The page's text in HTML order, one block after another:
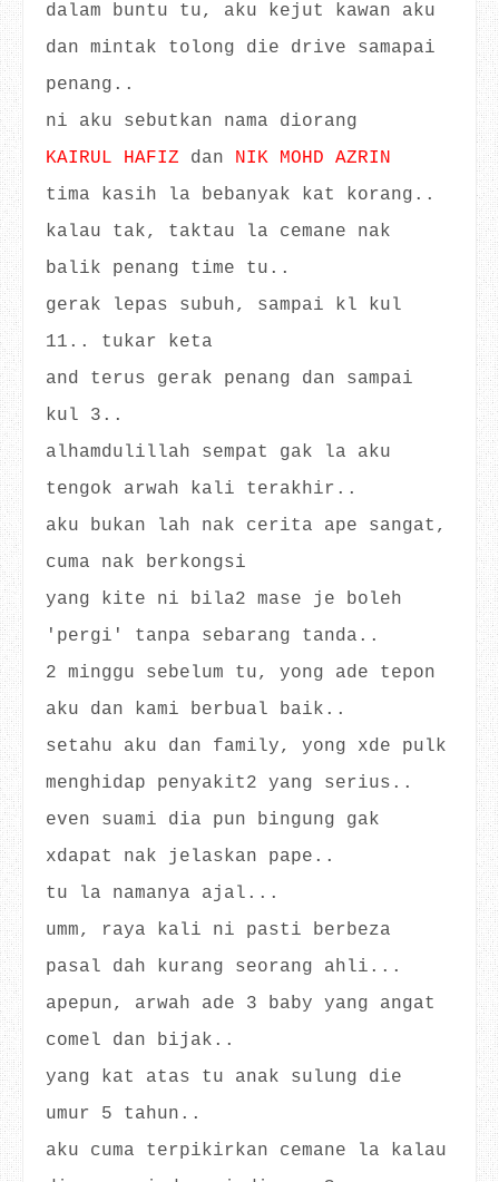
dalam buntu tu, aku kejut kawan aku
dan mintak tolong die drive samapai
penang..
ni aku sebutkan nama diorang
KAIRUL HAFIZ dan NIK MOHD AZRIN
tima kasih la bebanyak kat korang..
kalau tak, taktau la cemane nak
balik penang time tu..
gerak lepas subuh, sampai kl kul
11.. tukar keta
and terus gerak penang dan sampai
kul 3..
alhamdulillah sempat gak la aku
tengok arwah kali terakhir..
aku bukan lah nak cerita ape sangat,
cuma nak berkongsi
yang kite ni bila2 mase je boleh
'pergi' tanpa sebarang tanda..
2 minggu sebelum tu, yong ade tepon
aku dan kami berbual baik..
setahu aku dan family, yong xde pulk
menghidap penyakit2 yang serius..
even suami dia pun bingung gak
xdapat nak jelaskan pape..
tu la namanya ajal...
umm, raya kali ni pasti berbeza
pasal dah kurang seorang ahli...
apepun, arwah ade 3 baby yang angat
comel dan bijak..
yang kat atas tu anak sulung die
umur 5 tahun..
aku cuma terpikirkan cemane la kalau